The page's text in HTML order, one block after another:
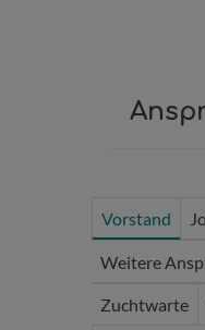
Vorstand
Weitere
Zuchtwarte